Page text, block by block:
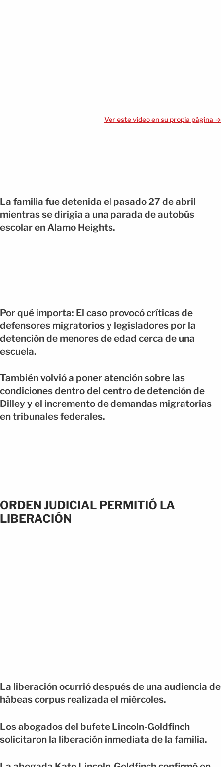
Ver este video en su propia página →
La familia fue detenida el pasado 27 de abril
mientras se dirigía a una parada de autobús
escolar en Alamo Heights.
Por qué importa: El caso provocó críticas de
defensores migratorios y legisladores por la
detención de menores de edad cerca de una
escuela.
También volvió a poner atención sobre las
condiciones dentro del centro de detención de
Dilley y el incremento de demandas migratorias
en tribunales federales.
ORDEN JUDICIAL PERMITIÓ LA
LIBERACIÓN
La liberación ocurrió después de una audiencia de
hábeas corpus realizada el miércoles.
Los abogados del bufete Lincoln-Goldfinch
solicitaron la liberación inmediata de la familia.